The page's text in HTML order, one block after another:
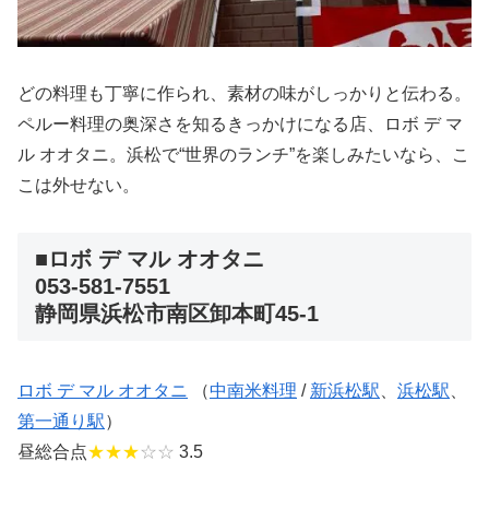
どの料理も丁寧に作られ、素材の味がしっかりと伝わる。
ペルー料理の奥深さを知るきっかけになる店、ロボ デ マ
ル オオタニ。浜松で“世界のランチ”を楽しみたいなら、こ
こは外せない。
■ロボ デ マル オオタニ
053-581-7551
静岡県浜松市南区卸本町45-1
ロボ デ マル オオタニ （中南米料理 / 新浜松駅 浜松駅
第一通り駅）
昼総合点★★★☆☆ 3.5